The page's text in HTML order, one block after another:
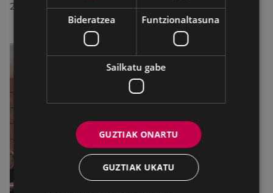
2026/07/30
Bideratzea Funtzionaltasuna
Sailkatu gabe
GUZTIAK ONARTU
GUZTIAK UKATU